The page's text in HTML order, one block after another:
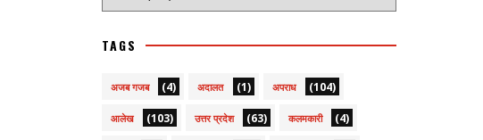
TAGS
अजब गजब (4) अदालत (1) अपराध (104)
आलेख (103) उत्तर प्रदेश (63) कलमकारी (4)